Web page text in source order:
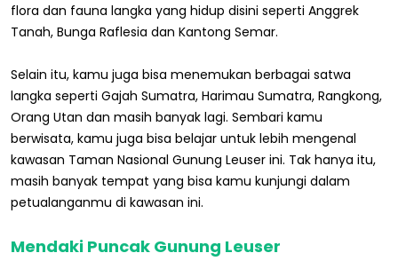
flora dan fauna langka yang hidup disini seperti Anggrek
Tanah, Bunga Raflesia dan Kantong Semar.
Selain itu, kamu juga bisa menemukan berbagai satwa
langka seperti Gajah Sumatra, Harimau Sumatra, Rangkong,
Orang Utan dan masih banyak lagi. Sembari kamu
berwisata, kamu juga bisa belajar untuk lebih mengenal
kawasan Taman Nasional Gunung Leuser ini. Tak hanya itu,
masih banyak tempat yang bisa kamu kunjungi dalam
petualanganmu di kawasan ini.
Mendaki Puncak Gunung Leuser